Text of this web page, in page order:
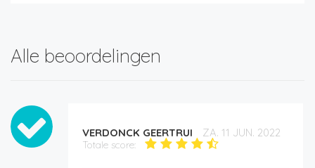
Alle beoordelingen
VERDONCK GEERTRUI ZA. 11 JUN. 2022
Totale score: